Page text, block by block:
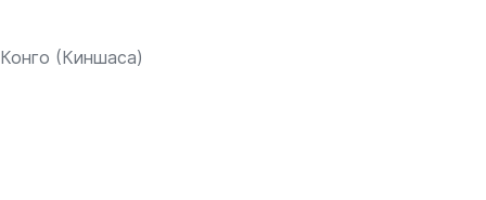
(Киншаса)